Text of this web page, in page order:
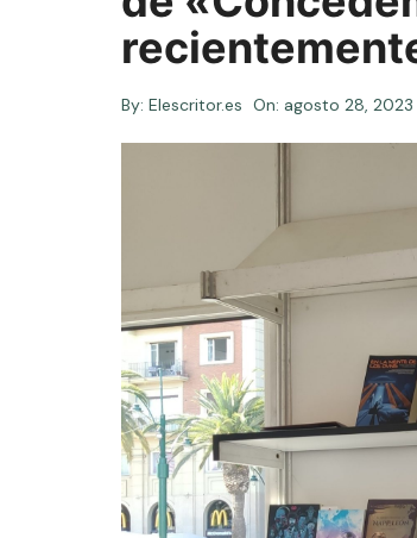
By: Elescritor.es On: agosto 28, 2023